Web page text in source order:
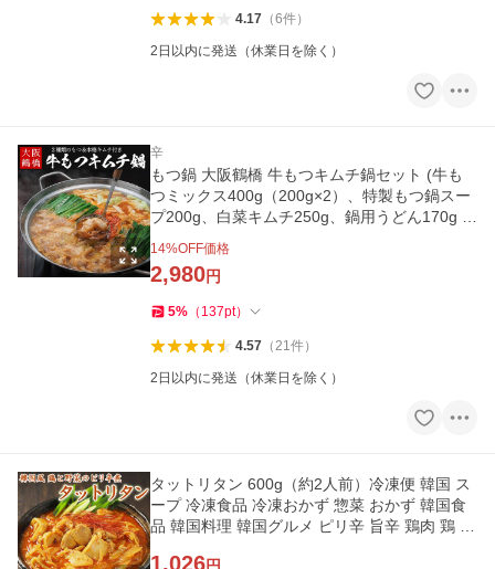
4.17（6件）
2日以内に発送（休業日を除く）
辛
もつ鍋 大阪鶴橋 牛もつキムチ鍋セット (牛も
つミックス400g（200g×2）、特製もつ鍋スー
プ200g、白菜キムチ250g、鍋用うどん170g )
14%OFF価格
2,980円
5% （ 137pt）
4.57（21件）
2日以内に発送（休業日を除く）
タットリタン 600g（約2人前）冷凍便 韓国 ス
ープ 冷凍食品 冷凍おかず 惣菜 おかず 韓国食
品 韓国料理 韓国グルメ ピリ辛 旨辛 鶏肉 鶏 爆
1,026